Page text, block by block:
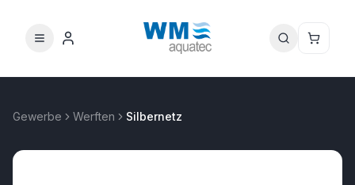
Gewerbe Werften Silbernetz